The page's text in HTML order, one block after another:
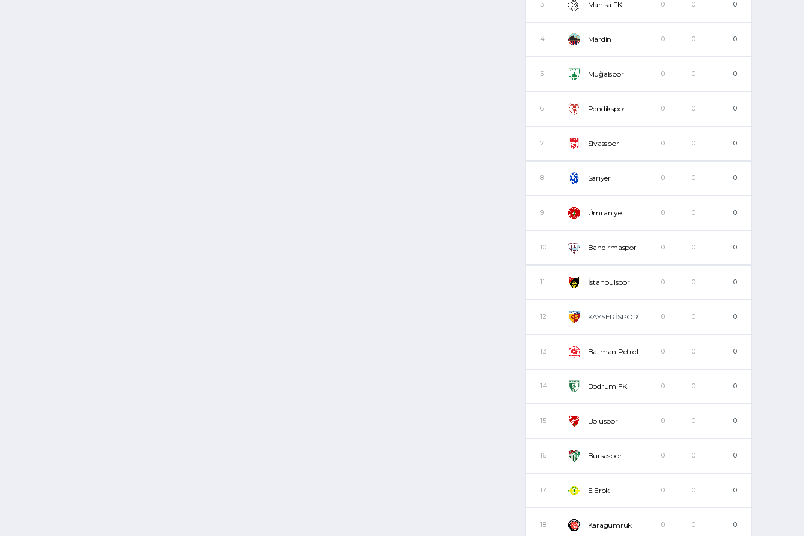
3 Manisa FK 0 0 0
4 Mardin 0 0 0
5 Muğalspor 0 0 0
6 Pendikspor 0 0 0
7 Sivasspor 0 0 0
8 Sarıyer 0 0 0
9 Ümraniye 0 0 0
10 Bandırmaspor 0 0 0
11 İstanbulspor 0 0 0
12 KAYSERİSPOR 0 0 0
13 Batman Petrol 0 0 0
14 Bodrum FK 0 0 0
15 Boluspor 0 0 0
16 Bursaspor 0 0 0
17 E.Erok 0 0 0
18 Karagümrük 0 0 0